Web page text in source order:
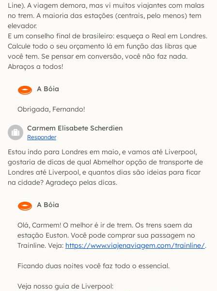
Line). A viagem demora, mas vi muitos viajantes com malas
no trem. A maioria das estações (centrais, pelo menos) tem
elevador.
E um conselho final de brasileiro: esqueça o Real em Londres.
Calcule todo o seu orçamento lá em função das libras que
você tem. Se pensar em conversão, você não faz nada.
Abraços a todos!
A Bóia
Obrigada, Fernando!
Carmem Elisabete Scherdien
Responder
Estou indo para Londres em maio, e vamos até Liverpool,
gostaria de dicas de qual Abmelhor opção de transporte de
Londres até Liverpool, e quantos dias são ideias para ficar
na cidade? Agradeço pelas dicas.
A Bóia
Olá, Carmem! O melhor é ir de trem. Os trens saem da
estação Euston. Você pode comprar sua passagem no
Trainline. Veja: https://www.viajenaviagem.com/trainline/.
Ficando duas noites você faz todo o essencial.
Veja nosso guia de Liverpool: